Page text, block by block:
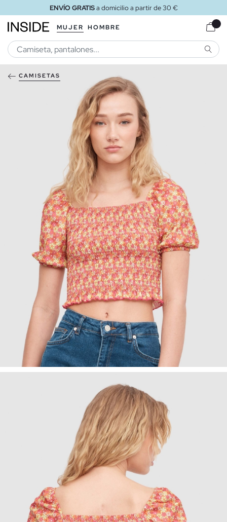
ENVÍO GRATISa domicilio a partir de 30 €
MUJER HOMBRE
CAMISETAS